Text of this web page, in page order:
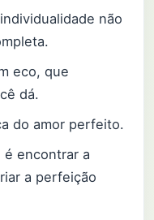
não
eco, que
dá.
do amor perfeito.
encontrar a
a perfeição